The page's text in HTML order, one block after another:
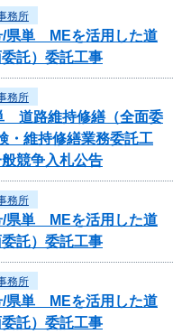
務所
/県単 MEを活用した道
託）委託工事
務所
道路維持修繕（全面委
維持修繕業務委託工
競争入札公告
務所
/県単 MEを活用した道
託）委託工事
務所
/県単 MEを活用した道
託）委託工事